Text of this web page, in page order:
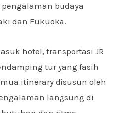
budaya
dan Fukuoka.
hotel, transportasi JR
tur yang fasih
itinerary disusun oleh
langsung di